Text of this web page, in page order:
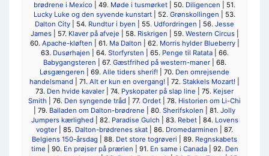
brødrene i Mexico | 49. Møde i tusmørket | 50. Diligencen | 51.
Lucky Luke og den syvende kunstart | 52. Grønskollingen | 53.
Dalton City | 54. Rundtur i byen | 55. Udfordringen | 56. Jesse
James| 57. Klaver på afveje | 58. Riskrigen | 59. Western Circus|
60. Apache-kløften | 61. Ma Dalton | 62. Morris hylder Blueberry|
63. Dusørhajen | 64. Storfyrsten | 65. Penge til Ratata| 66.
Babygangsteren | 67. Gæstfrihed på western-maner| 68.
Løsgængeren | 69. Alle tiders sherif! | 70. Den omrejsende
handelsmand | 71. Alt er kun en overgang! | 72. Stakkels Mozart!
73. Den hvide kavaler | 74. Pyskopater på slap line | 75. Kejser
Smith | 76. Den syngende tråd | 77. Ordet | 78. Historien om Li-Chi
| 79. Balladen om Dalton-brødrene | 80. Sherifskolen | 81. Jolly
Jumpers kærlighed | 82. Paradise Gulch | 83. Rebet| 84. Lovens
vogter | 85. Dalton-brødrenes skat | 86. Dromedarminen | 87.
Belgiens 150-årsdag | 88. Det store togrøveri | 89. Regnskabets
time | 90. En prøjser på prærien | 91. En same i Canada| 92. Den